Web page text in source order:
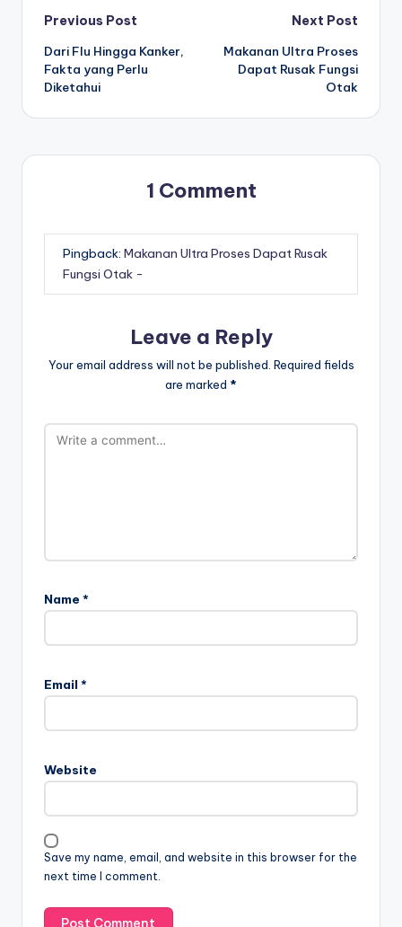
Post
navigation
Previous Post
Dari Flu Hingga Kanker,
Fakta yang Perlu
Diketahui
Next Post
Makanan Ultra Proses
Dapat Rusak Fungsi
Otak
1 Comment
Pingback: Makanan Ultra Proses Dapat Rusak
Fungsi Otak -
Leave a Reply
Your email address will not be published. Required fields
are marked *
Name *
Email *
Website
Save my name, email, and website in this browser for the
next time I comment.